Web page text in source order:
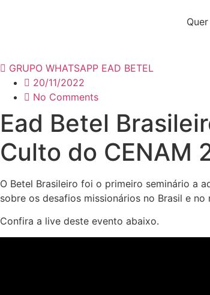
GRUPO WHATSAPP EAD BETEL
20/11/2022
No Comments
Ead Betel
Culto do CENAM
O Betel Brasileiro foi o primeiro seminário a
sobre os desafios missionários no Brasil e
Confira a live deste evento abaixo.